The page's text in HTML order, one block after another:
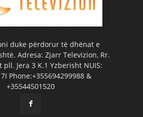
duke përdorur të dhënat e
Adresa: Zjarr Televizion, Rr.
pll. Jera 3 K.1 Yzberisht NUIS:
Phone:+355694299988 &
+35544501520